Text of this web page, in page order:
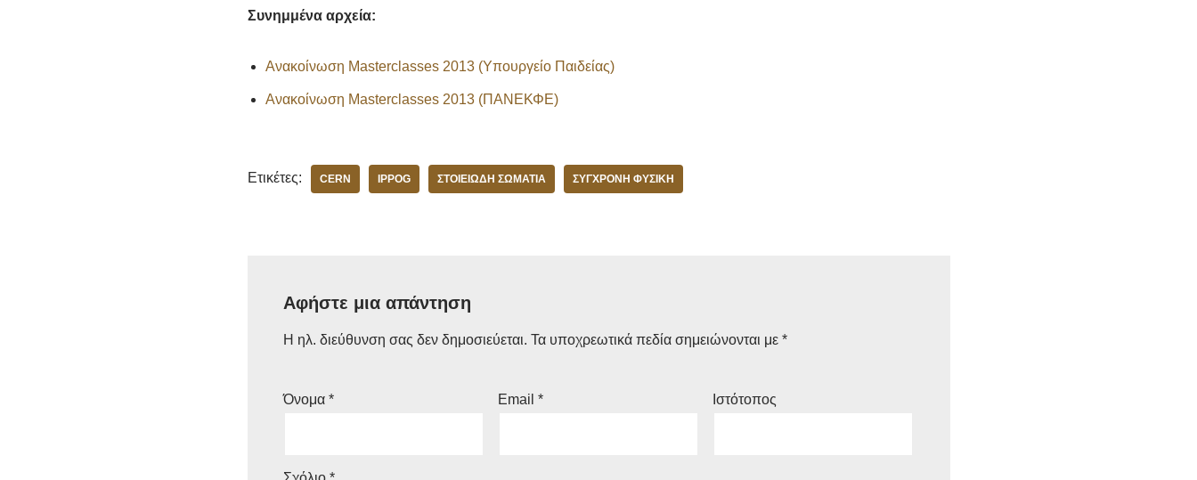
Συνημμένα αρχεία:
Ανακοίνωση Masterclasses 2013 (Υπουργείο Παιδείας)
Ανακοίνωση Masterclasses 2013 (ΠΑΝΕΚΦΕ)
Ετικέτες: CERN IPPOG ΣΤΟΙΕΙΏΔΗ ΣΩΜΆΤΙΑ ΣΎΓΧΡΟΝΗ ΦΥΣΙΚΉ
Αφήστε μια απάντηση
Η ηλ. διεύθυνση σας δεν δημοσιεύεται. Τα υποχρεωτικά πεδία σημειώνονται με *
Όνομα * Email * Ιστότοπος